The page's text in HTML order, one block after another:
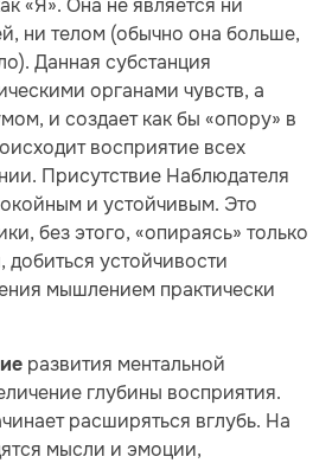
«Я». Она не является ни
ни телом (обычно она больше,
Данная субстанция
органами чувств, а
и создает как бы «опору» в
восприятие всех
Присутствие Наблюдателя
и устойчивым. Это
без этого, «опираясь» только
устойчивости
мышлением практически
развития ментальной
глубины восприятия.
расширяться вглубь. На
мысли и эмоции,